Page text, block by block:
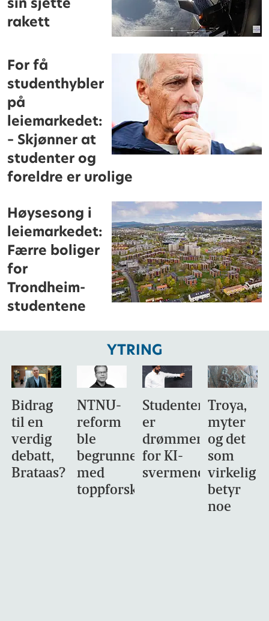
rakett
For få
studenthybler
på
leiemarkedet:
– Skjønner at
studenter og
foreldre er urolige
Høysesong i
leiemarkedet:
Færre boliger
for
Trondheim-
studentene
YTRING
Bidrag
til en
verdig
debatt,
Brataas?
NTNU-
reform
ble
begrunnet
med
toppforskning
Studentene
er
drømmemålet
for KI-
svermene
Troya,
myter
og det
som
virkelig
betyr
noe